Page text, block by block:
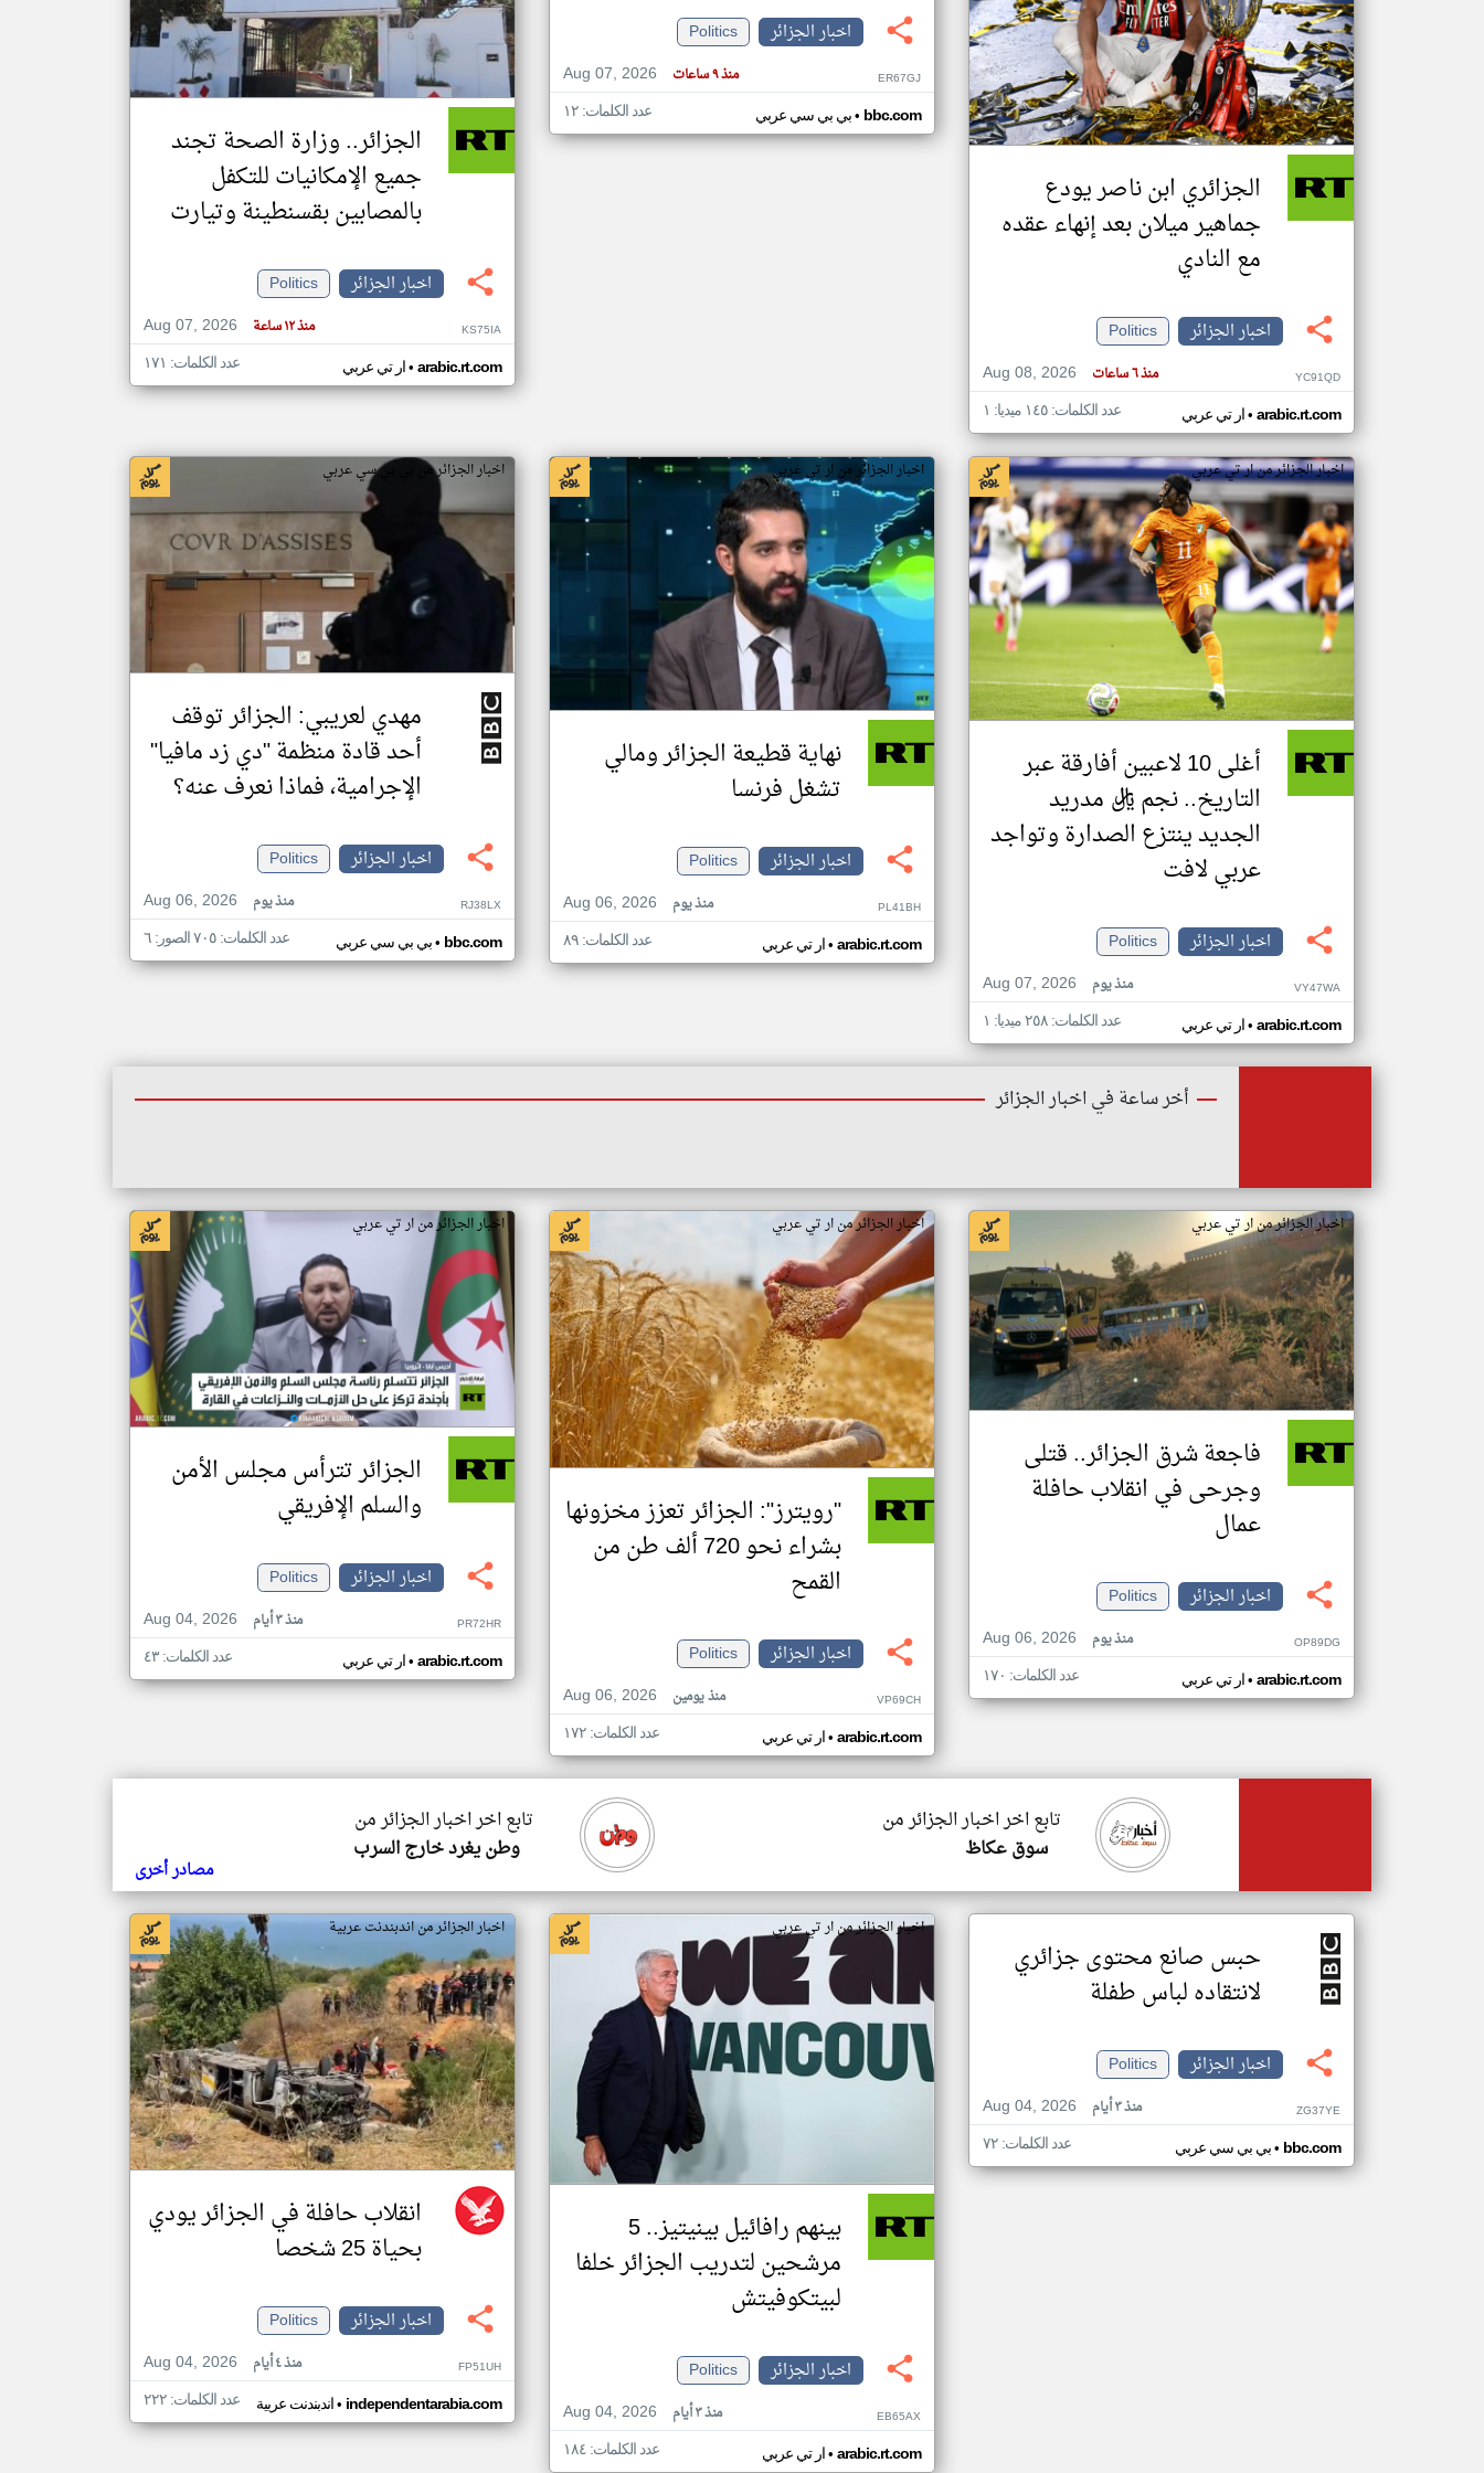
تغيير الدولة
اخبار الجزائر على مدار الساعة
أهم اخبار الجزائر العاجلة والمباشرة
الجزائري ابن ناصر يودع
جماهير ميلان بعد إنهاء عقده
مع النادي
اخبار الجزائر
Politics
Aug 08, 2026
منذ ٦ ساعات YC91QD
ار تي عربي• arabic.rt.com عدد الكلمات: ١٤٥ ميديا: ١
اخبار الجزائر
Politics
Aug 07, 2026
منذ ٩ ساعات ER67GJ
بي بي سي عربي• bbc.com عدد الكلمات: ١٢
الجزائر.. وزارة الصحة تجند
جميع الإمكانيات للتكفل
بالمصابين بقسنطينة وتيارت
اخبار الجزائر
Politics
Aug 07, 2026
منذ ١٢ ساعة KS75IA
ار تي عربي• arabic.rt.com عدد الكلمات: ١٧١
اخبار الجزائر من ار تي عربي
أغلى 10 لاعبين أفارقة عبر
التاريخ.. نجم ريال مدريد
الجديد ينتزع الصدارة وتواجد
عربي لافت
اخبار الجزائر
Politics
Aug 07, 2026
منذ يوم VY47WA
ار تي عربي• arabic.rt.com عدد الكلمات: ٢٥٨ ميديا: ١
اخبار الجزائر من ار تي عربي
نهاية قطيعة الجزائر ومالي
تشغل فرنسا
اخبار الجزائر
Politics
Aug 06, 2026
منذ يوم PL41BH
ار تي عربي• arabic.rt.com عدد الكلمات: ٨٩
اخبار الجزائر من بي بي سي عربي
مهدي لعريبي: الجزائر توقف
أحد قادة منظمة "دي زد مافيا"
الإجرامية، فماذا نعرف عنه؟
اخبار الجزائر
Politics
Aug 06, 2026
منذ يوم RJ38LX
بي بي سي عربي• bbc.com عدد الكلمات: ٧٠٥ الصور: ٦
أخر ساعة في اخبار الجزائر
اخبار الجزائر من ار تي عربي
فاجعة شرق الجزائر.. قتلى
وجرحى في انقلاب حافلة
عمال
اخبار الجزائر
Politics
Aug 06, 2026
منذ يوم OP89DG
ار تي عربي• arabic.rt.com عدد الكلمات: ١٧٠
اخبار الجزائر من ار تي عربي
"رويترز": الجزائر تعزز مخزونها
بشراء نحو 720 ألف طن من
القمح
اخبار الجزائر
Politics
Aug 06, 2026
منذ يومين VP69CH
ار تي عربي• arabic.rt.com عدد الكلمات: ١٧٢
اخبار الجزائر من ار تي عربي
الجزائر تترأس مجلس الأمن
والسلم الإفريقي
اخبار الجزائر
Politics
Aug 04, 2026
منذ ٣ أيام PR72HR
ار تي عربي• arabic.rt.com عدد الكلمات: ٤٣
تابع اخر اخبار الجزائر من
وطن يغرد خارج السرب
تابع اخر اخبار الجزائر من
سوق عكاظ
مصادر أخرى
حبس صانع محتوى جزائري
لانتقاده لباس طفلة
اخبار الجزائر
Politics
Aug 04, 2026
منذ ٣ أيام ZG37YE
بي بي سي عربي• bbc.com عدد الكلمات: ٧٢
اخبار الجزائر من ار تي عربي
بينهم رافائيل بينيتيز.. 5
مرشحين لتدريب الجزائر خلفا
لبيتكوفيتش
اخبار الجزائر
Politics
Aug 04, 2026
منذ ٣ أيام EB65AX
ار تي عربي• arabic.rt.com عدد الكلمات: ١٨٤
اخبار الجزائر من اندبندنت عربية
انقلاب حافلة في الجزائر يودي
بحياة 25 شخصا
اخبار الجزائر
Politics
Aug 04, 2026
منذ ٤ أيام FP51UH
اندبندنت عربية• independentarabia.com عدد الكلمات: ٢٢٢
klyoum.com